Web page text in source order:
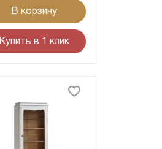
В корзину
Купить в 1 клик